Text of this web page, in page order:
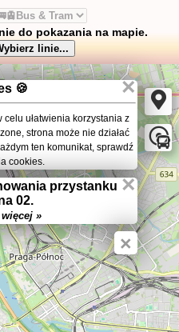
do pokazania na mapie.
×
🍪
ułatwienia korzystania z
strona może nie działać
ten komunikat, sprawdź
cookies.
×
przystanku
02.
»
×